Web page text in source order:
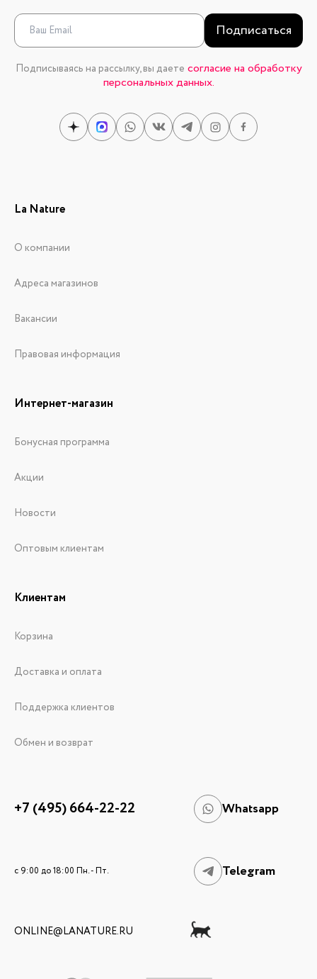
Подписаться
Подписываясь на рассылку, вы даете согласие на обработку
персональных данных.
La Nature
О компании
Адреса магазинов
Вакансии
Правовая информация
Интернет-магазин
Бонусная программа
Акции
Новости
Оптовым клиентам
Клиентам
Корзина
Доставка и оплата
Поддержка клиентов
Обмен и возврат
+7 (495) 664-22-22 Whatsapp
c 9:00 до 18:00 Пн. - Пт. Telegram
ONLINE@LANATURE.RU